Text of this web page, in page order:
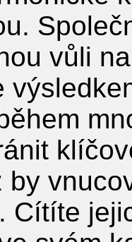
vůli
by
Cítíte